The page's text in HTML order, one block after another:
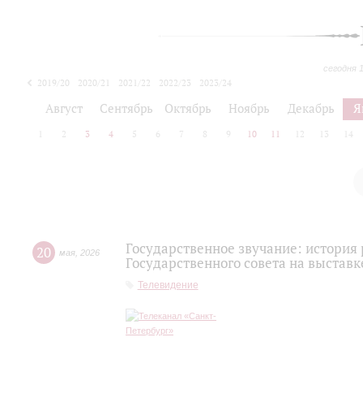
сегодня
2019/20 2020/21 2021/22 2022/23
2023/24
Август Сентябрь Октябрь Ноябрь Декабрь
2 3 4 5 6 7 8 9 10 11 12 13 14
20 мая 2026
Государственное звучание:
Государственного совета на
Телевидение